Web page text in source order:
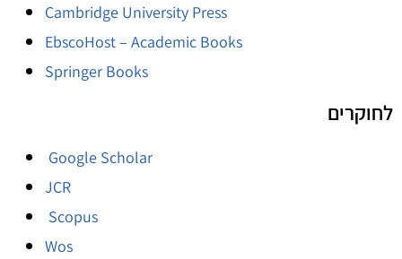
Cambridge University Press
EbscoHost – Academic Books
Springer Books
לחוקרים
Google Scholar
JCR
Scopus
Wos